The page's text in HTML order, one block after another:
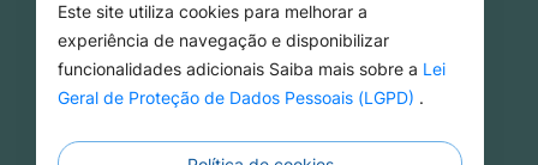
PREFEITURA DE TORIXORÉU
Rua 15 De Novembro, 16 - Setor Aeroporto -
Este site utiliza cookies para melhorar a
experiência de navegação e disponibilizar
funcionalidades adicionais Saiba mais sobre a Lei
Geral de Proteção de Dados Pessoais (LGPD) .